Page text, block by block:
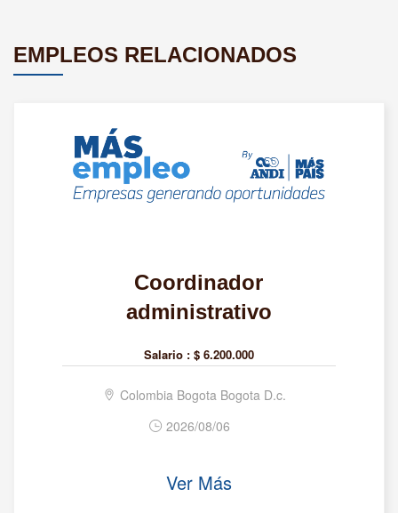
EMPLEOS RELACIONADOS
Coordinador
administrativo
Salario : $ 6.200.000
Colombia Bogota Bogota D.c.
2026/08/06
Ver Más